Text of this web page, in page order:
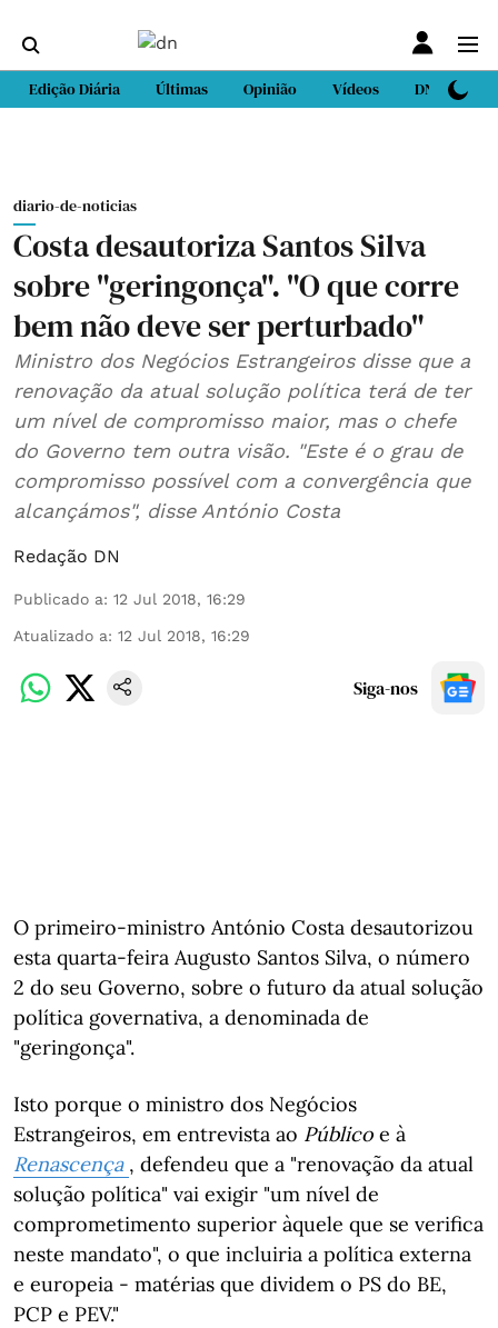
Edição Diária Últimas Opinião Vídeos DN Sport
diario-de-noticias
Costa desautoriza Santos Silva
sobre "geringonça". "O que corre
bem não deve ser perturbado"
Ministro dos Negócios Estrangeiros disse que a
renovação da atual solução política terá de ter
um nível de compromisso maior, mas o chefe
do Governo tem outra visão. "Este é o grau de
compromisso possível com a convergência que
alcançámos", disse António Costa
Redação DN
Publicado a: 12 Jul 2018, 16:29
Atualizado a: 12 Jul 2018, 16:29
Siga-nos
O primeiro-ministro António Costa desautorizou
esta quarta-feira Augusto Santos Silva, o número
2 do seu Governo, sobre o futuro da atual solução
política governativa, a denominada de
"geringonça".
Isto porque o ministro dos Negócios
Estrangeiros, em entrevista ao Público e à
Renascença , defendeu que a "renovação da atual
solução política" vai exigir "um nível de
comprometimento superior àquele que se verifica
neste mandato", o que incluiria a política externa
e europeia - matérias que dividem o PS do BE,
PCP e PEV."